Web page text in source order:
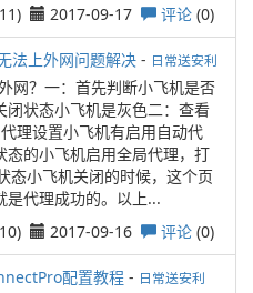
2017-09-17 评论 (0)
法上外网问题解决 - 日常送安利
网？一：首先判断小飞机是否
闭状态小飞机是灰色二：查看
理设置小飞机有启用自动代
的小飞机启用全局代理，打
态小飞机关闭的时候，这个页
是代理成功的。以上...
2017-09-16 评论 (0)
配置教程 - 日常送安利